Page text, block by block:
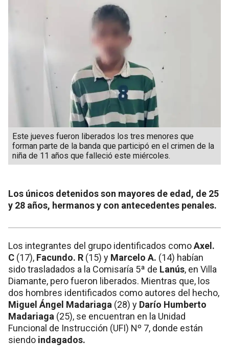
Este jueves fueron liberados los tres menores que
forman parte de la banda que participó en el crimen de la
niña de 11 años que falleció este miércoles.
Los únicos detenidos son mayores de edad, de 25
y 28 años, hermanos y con antecedentes penales.
Los integrantes del grupo identificados comoAxel.
C (17), Facundo. R (15) y Marcelo A. (14) habían
sido trasladados a la Comisaría 5ª de Lanús, en Villa
Diamante, pero fueron liberados. Mientras que, los
dos hombres identificados como autores del hecho,
Miguel Ángel Madariaga (28) y Darío Humberto
Madariaga (25), se encuentran en la Unidad
Funcional de Instrucción (UFI) Nº 7, donde están
siendo indagados.